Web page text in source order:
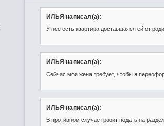
ИЛЬЯ написал(а):
У нее есть квартира доставшаяся ей от
ИЛЬЯ написал(а):
Сейчас моя жена требует, чтобы я
ИЛЬЯ написал(а):
В противном случае грозит подать на